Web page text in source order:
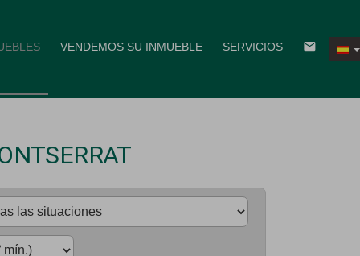
VENDEMOS SU INMUEBLE SERVICIOS email